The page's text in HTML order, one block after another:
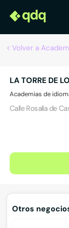
Volver a
LA TORRE DE
Academias de
Calle Rosalía de
Otros